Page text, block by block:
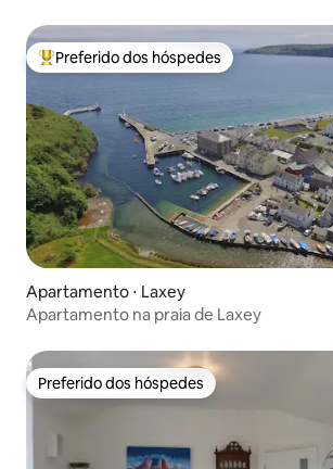
Entre os melhores preferidos dos hóspedes
Preferido dos hóspedes
Apartamento ⋅ Laxey
Apartamento na praia de Laxey
Preferido dos hóspedes
Preferido dos hóspedes